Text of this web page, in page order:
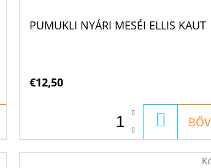
PUMUKLI NYÁRI MESÉI ELLIS KAUT
€12,50